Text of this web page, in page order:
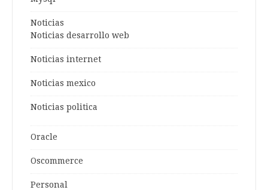
Noticias
Noticias desarrollo web
Noticias internet
Noticias mexico
Noticias politica
Oracle
Oscommerce
Personal